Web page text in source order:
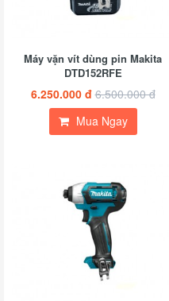
Máy vặn vít dùng pin Makita
DTD152RFE
6.250.000 đ 6.500.000 đ
Mua Ngay